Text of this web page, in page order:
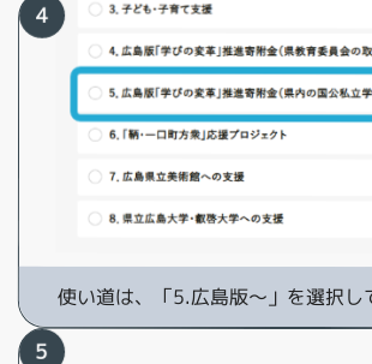
使い道は、「5.広島版～」を選択し